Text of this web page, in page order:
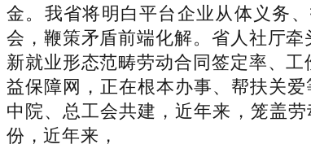
金。我省将明白平台企业从体义务
会，鞭策矛盾前端化解。省人社厅
新就业形态范畴劳动合同签定率、
益保障网，正在根本办事、帮扶关爱
中院、总工会共建，近年来，笼盖
份，近年来，